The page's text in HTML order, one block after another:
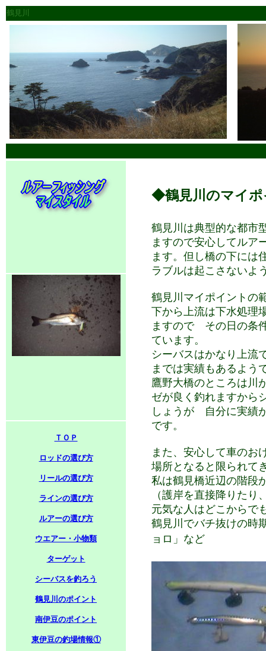
鶴見川
◆鶴見川のマイ
鶴見川 は典型的な都市
ますので安心してルア
ます。但し橋の下には
ラブルは起こさないよ
鶴見川マイポイントの
下から上流は下水処理
ますので その日の条
ています。
シーバスはかなり上流
までは実績もあるよう
鷹野大橋のところは川
ゼが良く釣れますから
しょうが 自分に実績
です。
また、安心して車の
場所となると限られて
私は鶴見橋近辺の階段
（護岸を直接降りた
元気な人はどこからで
鶴見川でバチ抜けの時
ョロ」など
ＴＯＰ
ロッドの選び方
リールの選び方
ラインの選び方
ルアーの選び方
ウエアー・小物類
ターゲット
シーバスを釣ろう
鶴見川のポイント
南伊豆のポイント
東伊豆の釣場情報①